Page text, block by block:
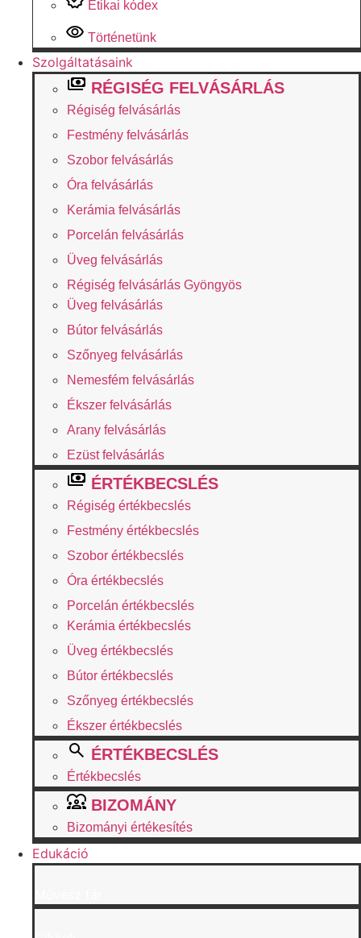
Etikai kódex
Történetünk
Szolgáltatásaink
RÉGISÉG FELVÁSÁRLÁS
Régiség felvásárlás
Festmény felvásárlás
Szobor felvásárlás
Óra felvásárlás
Kerámia felvásárlás
Porcelán felvásárlás
Üveg felvásárlás
Régiség felvásárlás Gyöngyös
Üveg felvásárlás
Bútor felvásárlás
Szőnyeg felvásárlás
Nemesfém felvásárlás
Ékszer felvásárlás
Arany felvásárlás
Ezüst felvásárlás
ÉRTÉKBECSLÉS
Régiség értékbecslés
Festmény értékbecslés
Szobor értékbecslés
Óra értékbecslés
Porcelán értékbecslés
Kerámia értékbecslés
Üveg értékbecslés
Bútor értékbecslés
Szőnyeg értékbecslés
Ékszer értékbecslés
ÉRTÉKBECSLÉS
Értékbecslés
BIZOMÁNY
Bizományi értékesítés
Edukáció